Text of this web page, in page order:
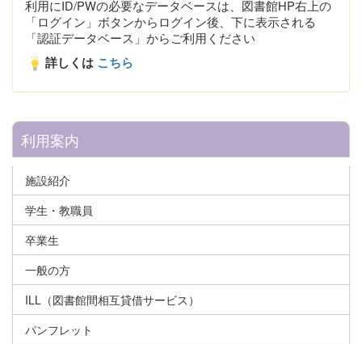
利用にID/PWの必要なデータベースは、図書館HP右上の
「ログイン」ボタンからログイン後、下に表示される
「認証データベース」からご利用ください
詳しくは こちら
利用案内
施設紹介
学生・教職員
卒業生
一般の方
ILL（図書館間相互貸借サービス）
パンフレット